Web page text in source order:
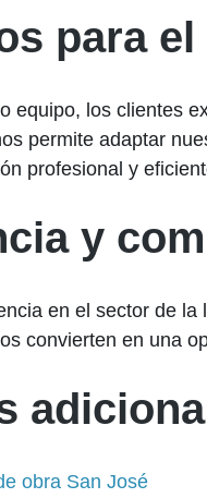
para
equipo, los clientes
permite adaptar
profesional y
y
en el sector de
convierten en una
obra San José